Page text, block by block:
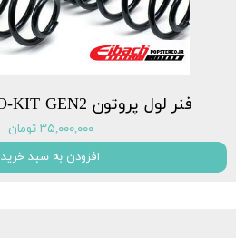
فنر لول پروتون EIBACH PRO-KIT GEN2
۳۵,۰۰۰,۰۰۰ تومان
افزودن به سبد خرید